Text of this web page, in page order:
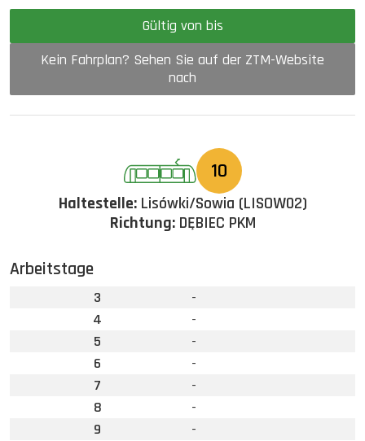
Gültig von bis
Kein Fahrplan? Sehen Sie auf der ZTM-Website
nach
10
Haltestelle:Lisówki/Sowia (LISOW02)
Richtung:DĘBIEC PKM
Arbeitstage
3
-
4
-
5
-
6
-
7
-
8
-
9
-